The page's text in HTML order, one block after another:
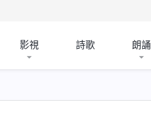
影視 詩歌 朗誦